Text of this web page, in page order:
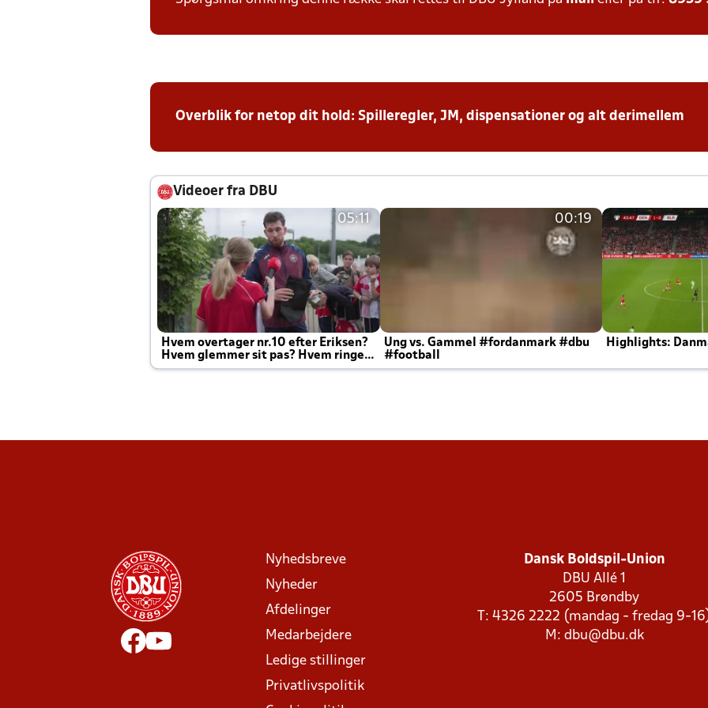
Overblik for netop dit hold: Spilleregler, JM, dispensationer og alt derimellem
Videoer fra DBU
05:11
Hvem overtager nr.10 efter Eriksen?
Hvem glemmer sit pas? Hvem ringer
Joachim altid til efter kampe?
00:19
Ung vs. Gammel #fordanmark #dbu
#football
Highlights:
Nyhedsbreve
Nyheder
Afdelinger
Medarbejdere
Ledige stillinger
Privatlivspolitik
Dansk Boldspil-Union
DBU Allé 1
2605 Brøndby
T: 4326 2222 (mandag - fredag 9-
M: dbu@dbu.dk